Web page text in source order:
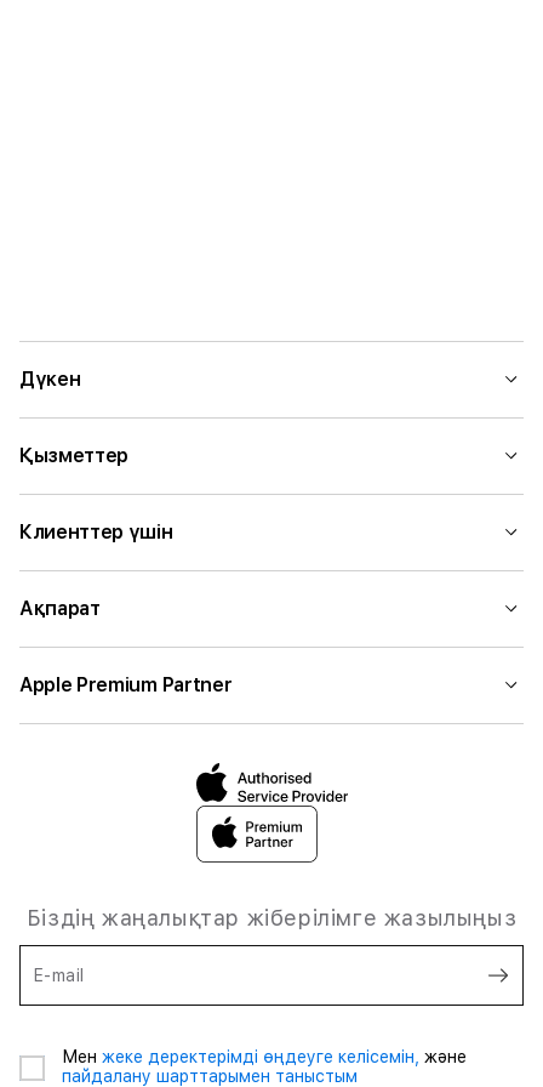
Дүкен
Қызметтер
Клиенттер үшін
Ақпарат
Apple Premium Partner
Біздің жаңалықтар жіберілімге жазылыңыз
E-mail
Мен жеке деректерімді өңдеуге келісемін, және
пайдалану шарттарымен таныстым